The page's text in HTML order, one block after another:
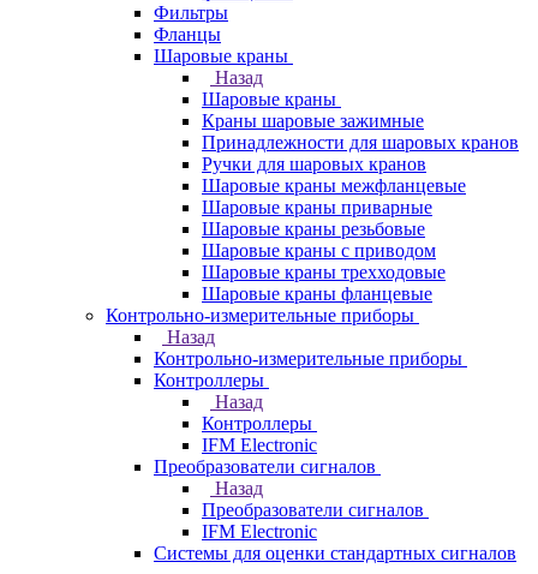
Фильтры
Фланцы
Шаровые краны
Назад
Шаровые краны
Краны шаровые зажимные
Принадлежности для шаровых кранов
Ручки для шаровых кранов
Шаровые краны межфланцевые
Шаровые краны приварные
Шаровые краны резьбовые
Шаровые краны с приводом
Шаровые краны трехходовые
Шаровые краны фланцевые
Контрольно-измерительные приборы
Назад
Контрольно-измерительные приборы
Контроллеры
Назад
Контроллеры
IFM Electronic
Преобразователи сигналов
Назад
Преобразователи сигналов
IFM Electronic
Системы для оценки стандартных сигналов